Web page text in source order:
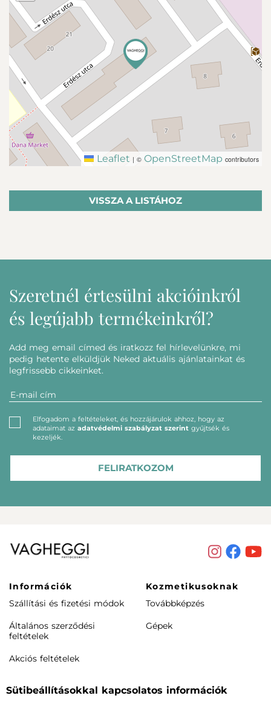
Leaflet | © OpenStreetMap contributors
VISSZA A LISTÁHOZ
Szeretnél értesülni akcióinkról
és legújabb termékeinkről?
Add meg email címed és iratkozz fel hírlevelünkre, mi
pedig hetente elküldjük Neked aktuális ajánlatainkat és
legfrissebb cikkeinket.
Elfogadom a feltételeket, és hozzájárulok ahhoz, hogy az
adataimat az adatvédelmi szabályzat szerint gyűjtsék és
kezeljék.
FELIRATKOZOM
Információk
Szállítási és fizetési módok
Általános szerződési
feltételek
Akciós feltételek
visszaküldés
Kozmetikusoknak
Továbbképzés
Gépek
Sütibeállításokkal kapcsolatos információk